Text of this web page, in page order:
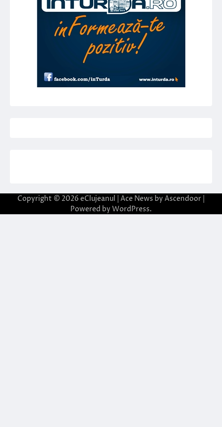
Copyright © 2026 eClujeanul | Ace News by Ascendoor
Powered by WordPress.